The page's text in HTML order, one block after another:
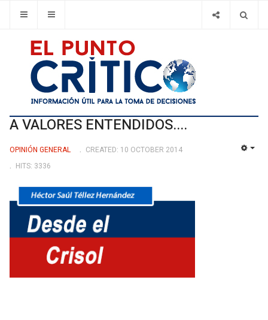
A VALORES ENTENDIDOS....
OPINIÓN GENERAL
CREATED: 10 OCTOBER 2014
HITS: 3336